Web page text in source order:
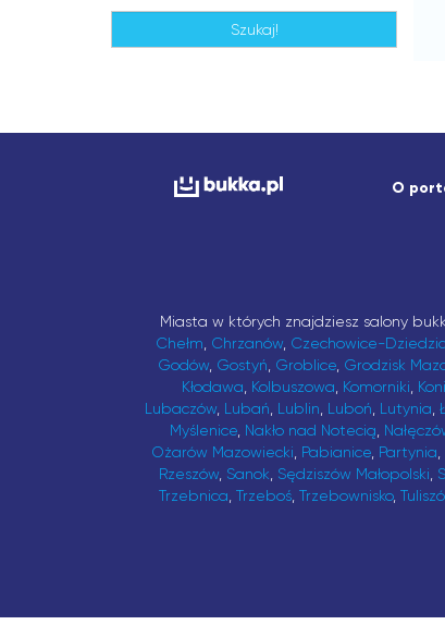
O
Miasta w których znajdziesz salony
Chełm Chrzanów, Czechowice-
Godów Gostyń Groblice Grodzisk
Kłodawa Kolbuszowa Komorniki
Lubaczów, Lubań Lublin Luboń Lutynia
Myślenice, Nakło nad Notecią
Ożarów Mazowiecki Pabianice, Partynia
Rzeszów, Sanok Sędziszów Małopolski
Trzebnica Trzeboś Trzebownisko,